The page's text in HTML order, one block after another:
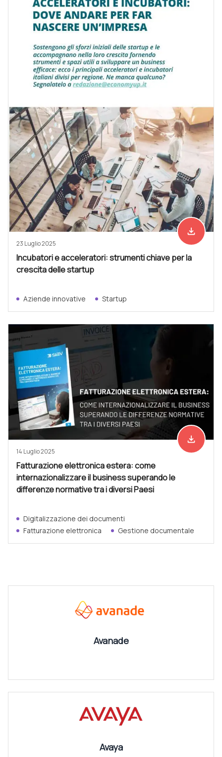
Scarica
file_download
23 Luglio 2025
Incubatori e acceleratori: strumenti chiave per la
crescita delle startup
Aziende innovative Startup
Scarica
file_download
14 Luglio 2025
Fatturazione elettronica estera: come
internazionalizzare il business superando le
differenze normative tra i diversi Paesi
Digitalizzazione dei documenti
Fatturazione elettronica
Gestione documentale
Avanade
Avaya